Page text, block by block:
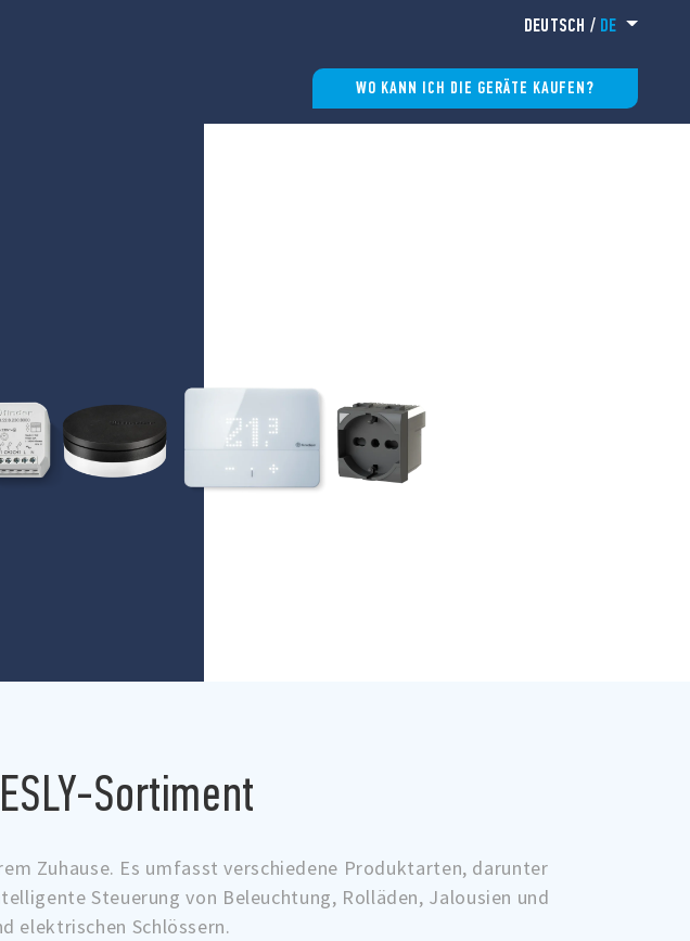
DEUTSCH / DE
WO KANN ICH DIE GERÄTE KAUFEN?
Sortiment
Zuhause. Es umfasst verschiedene Produktarten, darunter
Steuerung von Beleuchtung, Rolläden, Jalousien und
elektrischen Schlössern.